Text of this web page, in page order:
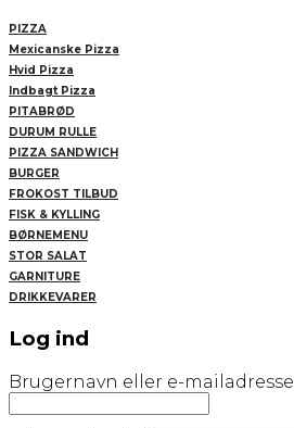
PIZZA
Mexicanske Pizza
Hvid Pizza
Indbagt Pizza
PITABRØD
DURUM RULLE
PIZZA SANDWICH
BURGER
FROKOST TILBUD
FISK & KYLLING
BØRNEMENU
STOR SALAT
GARNITURE
DRIKKEVARER
Log ind
Brugernavn eller e-mailadresse